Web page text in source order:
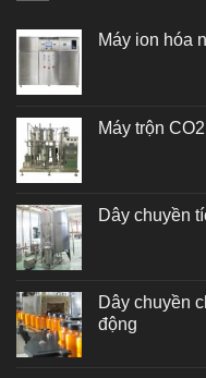
Máy ion hóa
Máy trộn
Dây chuyền
Dây chuyền
động